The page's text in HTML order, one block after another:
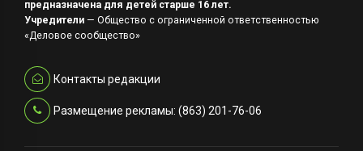
предназначена для детей старше 16 лет.
Учредители — Общество с ограниченной ответственностью
«Деловое сообщество»
Контакты редакции
Размещение рекламы: (863) 201-76-06